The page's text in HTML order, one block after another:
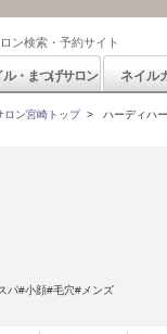
ン検索・予約サイト
ル・まつげサロン ネイル
ロン宮崎トップ> ハーディハ
パ#小顔#毛穴#メンズ